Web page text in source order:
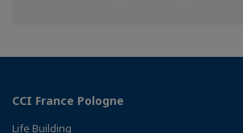
CCI France Pologne
Life Building